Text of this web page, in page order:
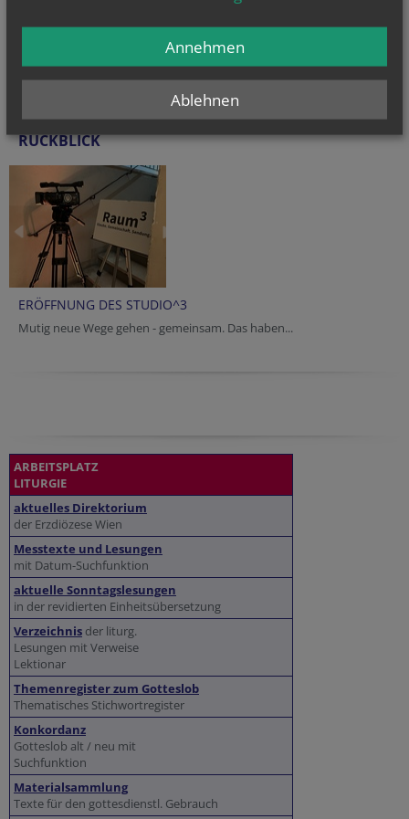
RÜCKBLICK
ERÖFFNUNG DES STUDIO^3
Mutig neue Wege gehen - gemeinsam. Das haben...
ARBEITSPLATZ
LITURGIE
aktuelles Direktorium
der Erzdiözese Wien
Messtexte und Lesungen
mit Datum-Suchfunktion
aktuelle Sonntagslesungen
in der revidierten Einheitsübersetzung
Verzeichnis der liturg.
Lesungen mit Verweise
Lektionar
Themenregister zum Gotteslob
Thematisches Stichwortregister
Konkordanz
Gotteslob alt / neu mit
Suchfunktion
Materialsammlung
Texte für den gottesdienstl. Gebrauch
Ablehnen
Annehmen